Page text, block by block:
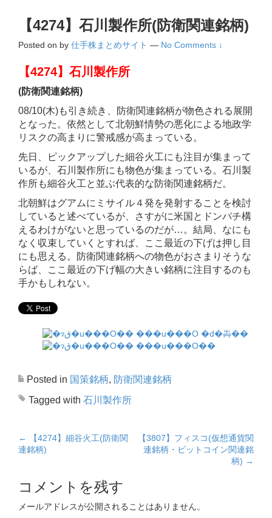
【4274】石川製作所(防衛関連銘柄)
Posted on by 仕手株まとめサイト — No Comments ↓
【4274】石川製作所
(防衛関連銘柄)
08/10(木)も引き続き、防衛関連銘柄が物色される展開
となった。依然として北朝鮮情勢の悪化による地政学
リスクの高まりに警戒感が高まっている。
先日、ピックアップした細谷火工にも注目が集まって
いるが、石川製作所にも物色が集まっている。石川製
作所も細谷火工と並ぶ代表的な防衛関連銘柄だ。
北朝鮮はグアムにミサイル４発を発射することを検討
していると述べているが、さすがに米国とドンパチ構
えるわけがないと思っているのだが…。結局、なにも
なく収束していくとすれば、ここ最近の下げは押し目
にも思える。防衛関連銘柄への物色がおさまりそうな
らば、ここ最近の下げ幅の大きい銘柄に注目するのも
手かもしれない。
Posted in 国策銘柄, 防衛関連銘柄
Tagged with 石川製作所
Post navigation
←
【4274】細谷火工(防衛関
連銘柄)
【3807】フィスコ(仮想通貨関
連銘柄・ビットコイン関連銘
柄) →
コメントを残す
メールアドレスが公開されることはありません。